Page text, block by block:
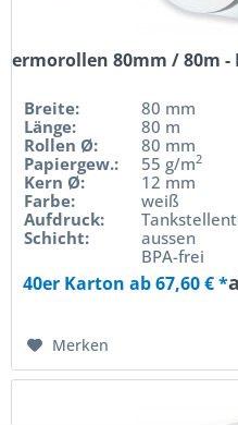
80mm / 80m
Breite:
80 mm
Länge:
80 m
Rollen Ø:
80 mm
Papiergew.:
55 g/m2
Kern Ø:
12 mm
Farbe:
weiß
Aufdruck:
Schicht:
aussen
BPA-frei
40er Karton ab 67,60 € *
Merken